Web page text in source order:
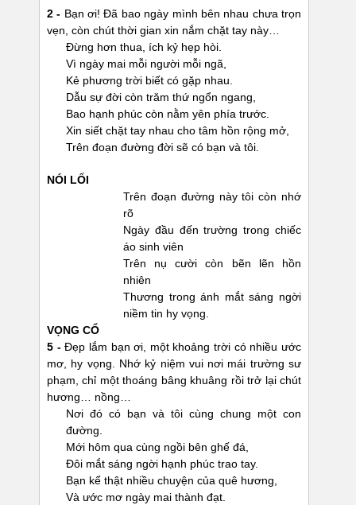
2 - Bạn ơi! Đã bao ngày mình bên nhau chưa trọn
vẹn, còn chút thời gian xin nắm chặt tay này…
Đừng hơn thua, ích kỷ hẹp hòi.
Vì ngày mai mỗi người mỗi ngã,
Kẻ phương trời biết có gặp nhau.
Dẫu sự đời còn trăm thứ ngổn ngang,
Bao hạnh phúc còn nằm yên phía trước.
Xin siết chặt tay nhau cho tâm hồn rộng mở,
Trên đoạn đường đời sẽ có bạn và tôi.
NÓI LỐI
Trên đoạn đường này tôi còn nhớ
rõ
Ngày đầu đến trường trong chiếc
áo sinh viên
Trên nụ cười còn bẽn lẽn hồn
nhiên
Thương trong ánh mắt sáng ngời
niềm tin hy vọng.
VỌNG CỔ
5 -Đẹp lắm bạn ơi, một khoảng trời có nhiều ước
mơ, hy vọng. Nhớ kỷ niệm vui nơi mái trường sư
phạm, chỉ một thoáng bâng khuâng rồi trở lại chút
hương… nồng…
Nơi đó có bạn và tôi cùng chung một con
đường.
Mới hôm qua cùng ngồi bên ghế đá,
Đôi mắt sáng ngời hạnh phúc trao tay.
Bạn kể thật nhiều chuyện của quê hương,
Và ước mơ ngày mai thành đạt.